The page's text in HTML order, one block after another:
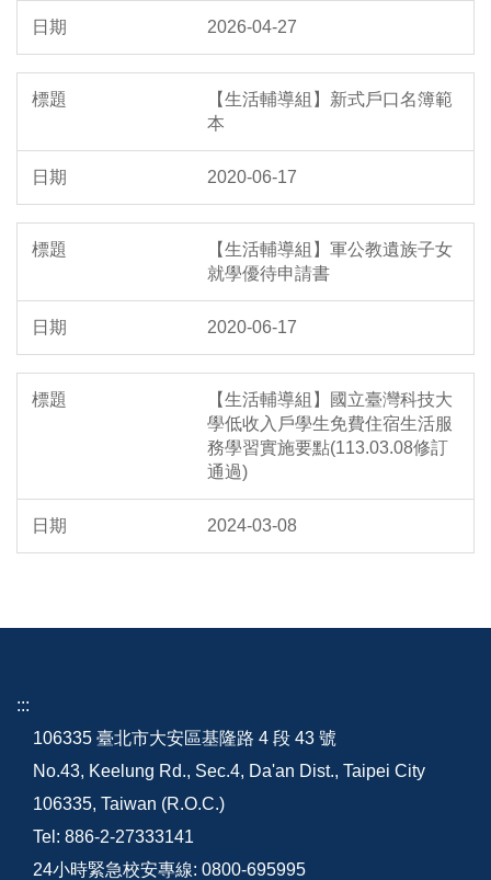
2026-04-27
【生活輔導組】新式戶口名簿範
本
2020-06-17
【生活輔導組】軍公教遺族子女
就學優待申請書
2020-06-17
【生活輔導組】國立臺灣科技大
學低收入戶學生免費住宿生活服
務學習實施要點(113.03.08修訂
通過)
2024-03-08
:::
106335 臺北市大安區基隆路 4 段 43 號
No.43, Keelung Rd., Sec.4, Da'an Dist., Taipei City
106335, Taiwan (R.O.C.)
Tel: 886-2-27333141
24小時緊急校安專線: 0800-695995